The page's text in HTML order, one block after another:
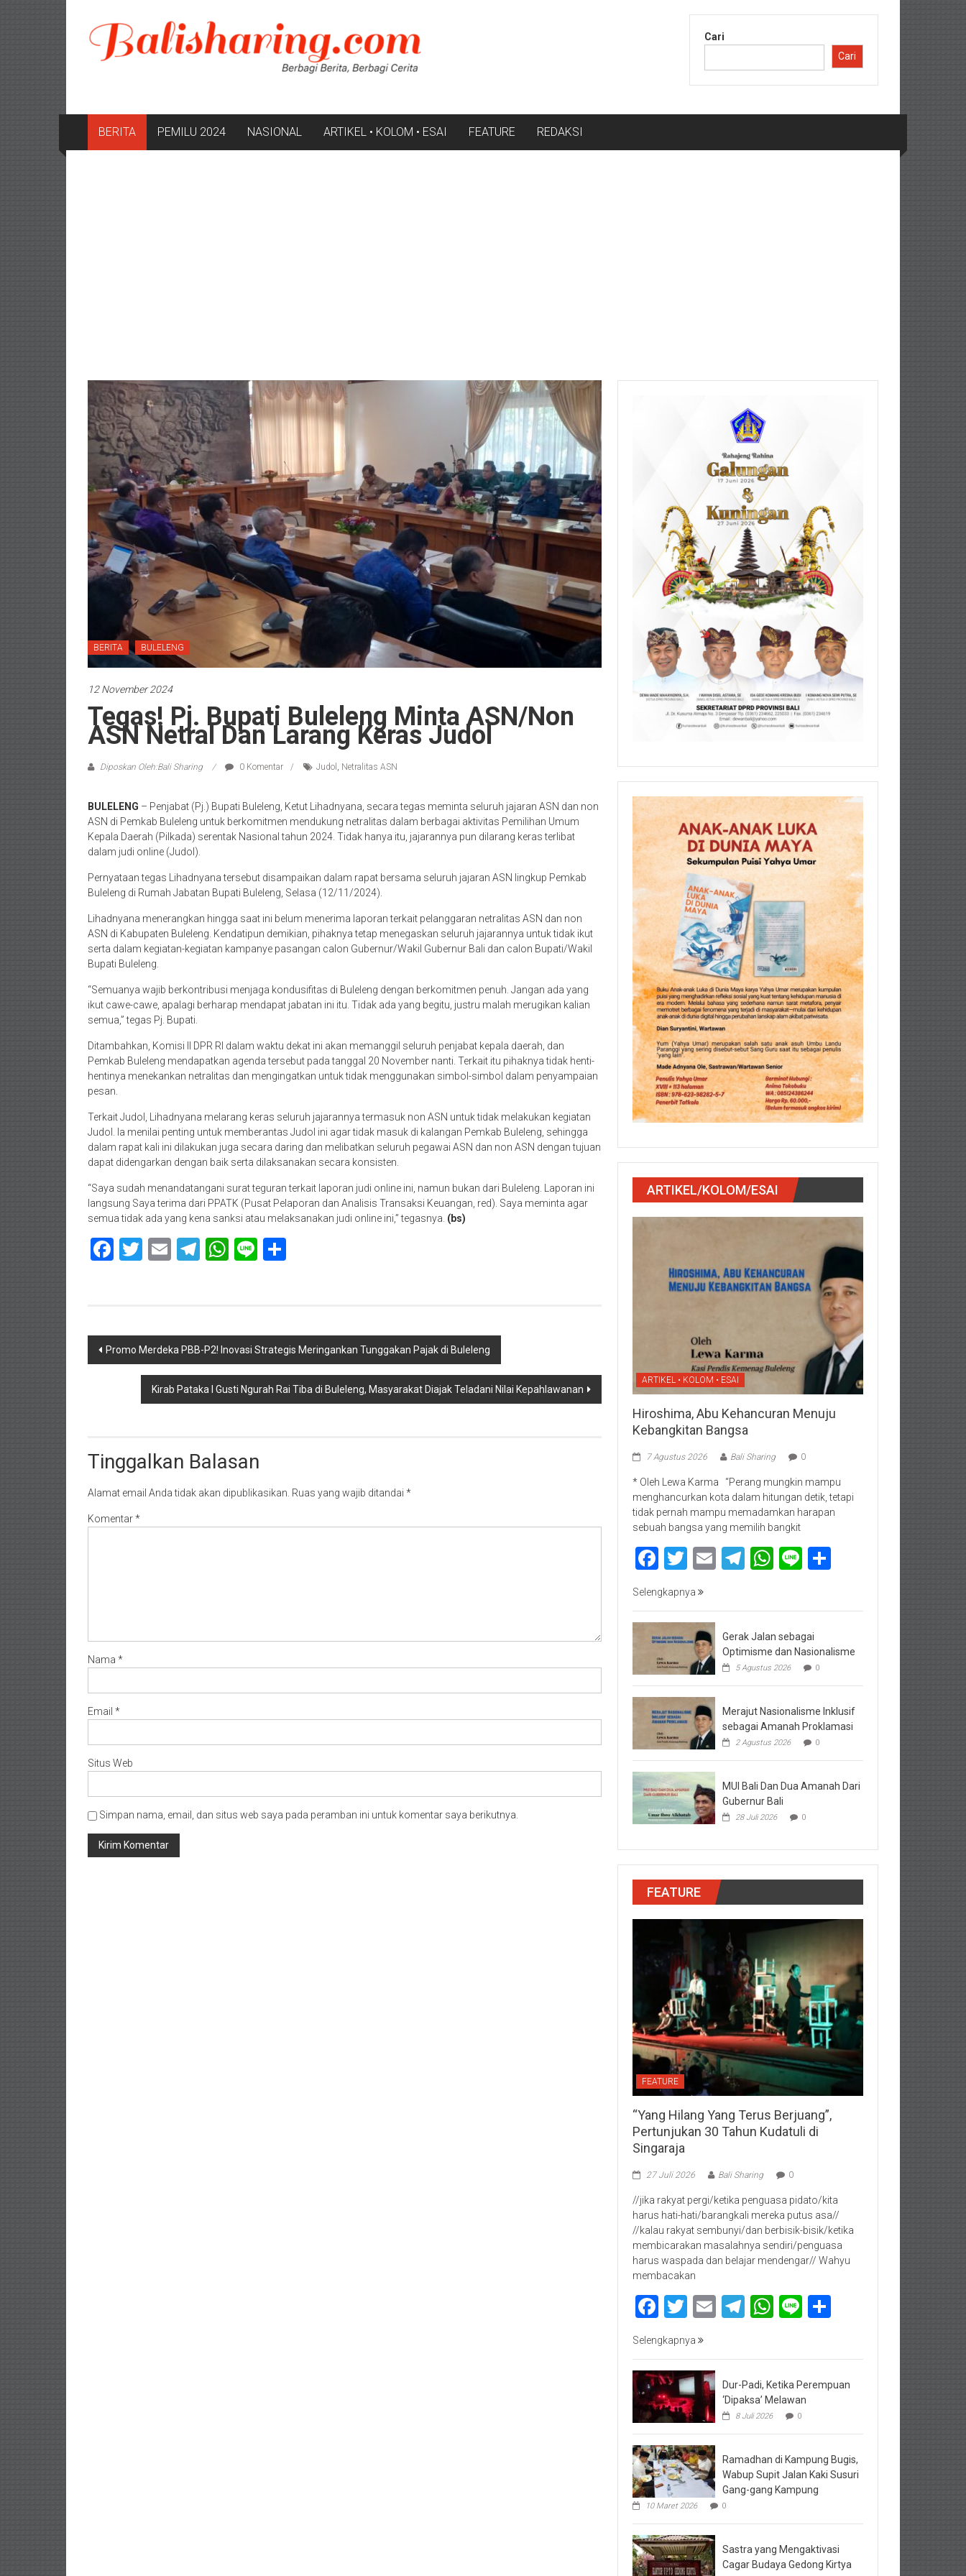
konten
Cari
Cari
BERITA PEMILU 2024 NASIONAL ARTIKEL • KOLOM • ESAI FEATURE REDAKSI
BERITA BULELENG
12 November 2024
Tegas! Pj. Bupati Buleleng Minta ASN/Non
ASN Netral Dan Larang Keras Judol
Diposkan Oleh:Bali Sharing 0 Komentar Judol , Netralitas ASN
BULELENG – Penjabat (Pj.) Bupati Buleleng, Ketut Lihadnyana, secara tegas meminta seluruh jajaran ASN dan non
ASN di Pemkab Buleleng untuk berkomitmen mendukung netralitas dalam berbagai aktivitas Pemilihan Umum
Kepala Daerah (Pilkada) serentak Nasional tahun 2024. Tidak hanya itu, jajarannya pun dilarang keras terlibat
dalam judi online (Judol).
Pernyataan tegas Lihadnyana tersebut disampaikan dalam rapat bersama seluruh jajaran ASN lingkup Pemkab
Buleleng di Rumah Jabatan Bupati Buleleng, Selasa (12/11/2024).
Lihadnyana menerangkan hingga saat ini belum menerima laporan terkait pelanggaran netralitas ASN dan non
ASN di Kabupaten Buleleng. Kendatipun demikian, pihaknya tetap menegaskan seluruh jajarannya untuk tidak ikut
serta dalam kegiatan-kegiatan kampanye pasangan calon Gubernur/Wakil Gubernur Bali dan calon Bupati/Wakil
Bupati Buleleng.
“Semuanya wajib berkontribusi menjaga kondusifitas di Buleleng dengan berkomitmen penuh. Jangan ada yang
ikut cawe-cawe, apalagi berharap mendapat jabatan ini itu. Tidak ada yang begitu, justru malah merugikan kalian
semua,” tegas Pj. Bupati.
Ditambahkan, Komisi II DPR RI dalam waktu dekat ini akan memanggil seluruh penjabat kepala daerah, dan
Pemkab Buleleng mendapatkan agenda tersebut pada tanggal 20 November nanti. Terkait itu pihaknya tidak henti-
hentinya menekankan netralitas dan mengingatkan untuk tidak menggunakan simbol-simbol dalam penyampaian
pesan.
Terkait Judol, Lihadnyana melarang keras seluruh jajarannya termasuk non ASN untuk tidak melakukan kegiatan
Judol. Ia menilai penting untuk memberantas Judol ini agar tidak masuk di kalangan Pemkab Buleleng, sehingga
dalam rapat kali ini dilakukan juga secara daring dan melibatkan seluruh pegawai ASN dan non ASN dengan tujuan
dapat didengarkan dengan baik serta dilaksanakan secara konsisten.
“Saya sudah menandatangani surat teguran terkait laporan judi online ini, namun bukan dari Buleleng. Laporan ini
langsung Saya terima dari PPATK (Pusat Pelaporan dan Analisis Transaksi Keuangan, red). Saya meminta agar
semua tidak ada yang kena sanksi atau melaksanakan judi online ini,” tegasnya. (bs)
Facebook
Twitter
EmailTelegram
WhatsApp
Line
Navigasi
Promo Merdeka PBB-P2! Inovasi Strategis Meringankan Tunggakan Pajak di Buleleng
Kirab Pataka I Gusti Ngurah Rai Tiba di Buleleng, Masyarakat Diajak Teladani Nilai Kepahlawanan
Tinggalkan Balasan
Alamat email Anda tidak akan dipublikasikan. Ruas yang wajib ditandai *
Komentar*
Nama *
Email *
Situs Web
Simpan nama, email, dan situs web saya pada peramban ini untuk komentar saya berikutnya.
ARTIKEL/KOLOM/ESAI
ARTIKEL • KOLOM • ESAI
Hiroshima, Abu Kehancuran Menuju
Kebangkitan Bangsa
7 Agustus 2026 Bali Sharing 0
* Oleh Lewa Karma “Perang mungkin mampu
menghancurkan kota dalam hitungan detik, tetapi
tidak pernah mampu memadamkan harapan
sebuah bangsa yang memilih bangkit
Facebook
Twitter
EmailTelegram
WhatsApp
Line
Selengkapnya
Gerak Jalan sebagai
Optimisme dan Nasionalisme
5 Agustus 2026 0
Merajut Nasionalisme Inklusif
sebagai Amanah Proklamasi
2 Agustus 2026 0
MUI Bali Dan Dua Amanah Dari
Gubernur Bali
28 Juli 2026 0
FEATURE
FEATURE
“Yang Hilang Yang Terus Berjuang”,
Pertunjukan 30 Tahun Kudatuli di
Singaraja
27 Juli 2026 Bali Sharing 0
//jika rakyat pergi/ketika penguasa pidato/kita
harus hati-hati/barangkali mereka putus asa//
//kalau rakyat sembunyi/dan berbisik-bisik/ketika
membicarakan masalahnya sendiri/penguasa
harus waspada dan belajar mendengar// Wahyu
membacakan
Facebook
Twitter
EmailTelegram
WhatsApp
Line
Selengkapnya
Dur-Padi, Ketika Perempuan
‘Dipaksa’ Melawan
8 Juli 2026 0
Ramadhan di Kampung Bugis,
Wabup Supit Jalan Kaki Susuri
Gang-gang Kampung
10 Maret 2026 0
Sastra yang Mengaktivasi
Cagar Budaya Gedong Kirtya